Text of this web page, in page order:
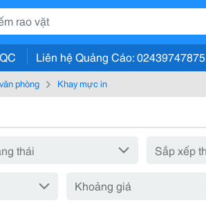
Liên hệ Quảng Cáo: 02439747875
phòng Khay mực in
Khoảng giá